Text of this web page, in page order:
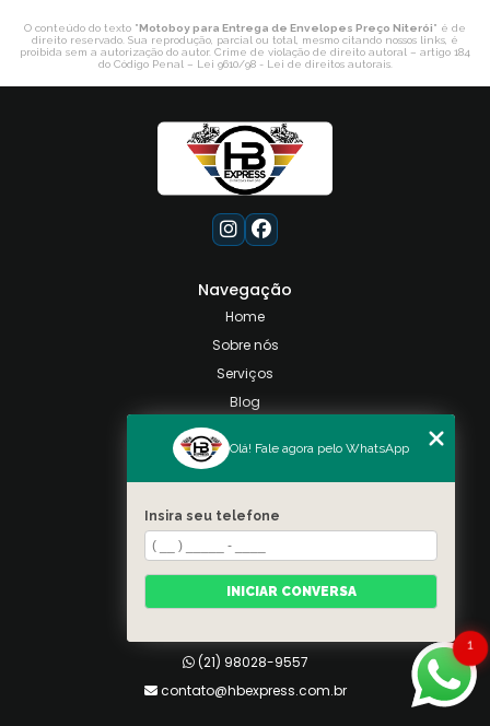
O conteúdo do texto "Motoboy para Entrega de Envelopes Preço Niterói" é de
direito reservado. Sua reprodução, parcial ou total, mesmo citando nossos links, é
proibida sem a autorização do autor. Crime de violação de direito autoral – artigo 184
do Código Penal – Lei 9610/98 - Lei de direitos autorais.
Navegação
Home
Sobre nós
Serviços
Blog
Categorias
Mapa do site
Contato
Taquara, Rio de Janeiro
(21) 98028-9557
(21) 98028-9557
contato@hbexpress.com.br
1
Olá! Fale agora pelo WhatsApp
Insira seu telefone
INICIAR CONVERSA